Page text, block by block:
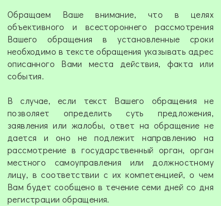
Обращаем Ваше внимание, что в целях
объективного и всестороннего рассмотрения
Вашего обращения в установленные сроки
необходимо в тексте обращения указывать адрес
описанного Вами места действия, факта или
события.
В случае, если текст Вашего обращения не
позволяет определить суть предложения,
заявления или жалобы, ответ на обращение не
дается и оно не подлежит направлению на
рассмотрение в государственный орган, орган
местного самоуправления или должностному
лицу, в соответствии с их компетенцией, о чем
Вам будет сообщено в течение семи дней со дня
регистрации обращения.